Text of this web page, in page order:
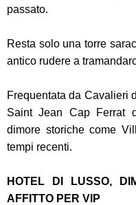
passato.
Resta solo una torre
antico rudere a
Frequentata da Cavalieri
Saint Jean Cap Ferrat
dimore storiche come
tempi recenti.
HOTEL DI LUSSO,
AFFITTO PER VIP